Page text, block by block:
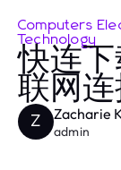
Computers
Technology
快连
联网
Z Zacharie
admin